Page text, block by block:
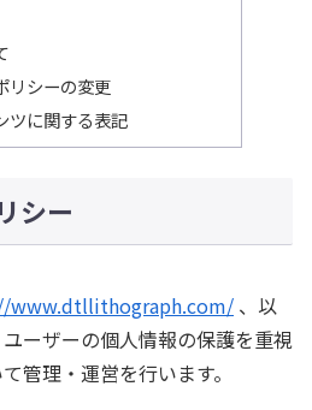
リシーの変更
ツに関する表記
シー
www.dtllithograph.com/ 、以
ーザーの個人情報の保護を重視
管理・運営を行います。